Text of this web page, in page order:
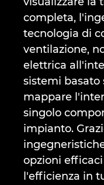
completa,
tecnologia di
ventilazione,
elettrica
sistemi basato
mappare
singolo
impianto.
opzioni
l'efficienza in
EPLAN
EPLAN
China
China Taiwan
Colombia
Croatia
Czech Republic
Denmark